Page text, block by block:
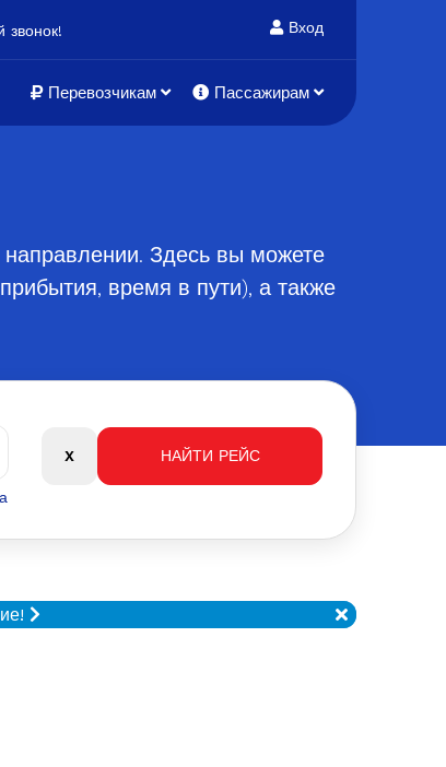
звонок! Вход
Перевозчикам Пассажирам
Здесь вы можете
время в пути), а также